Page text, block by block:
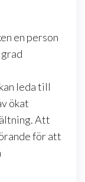
en person
leda till
ökat
Att
för att